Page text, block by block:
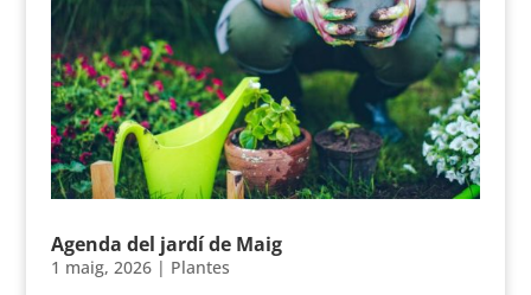
Agenda del jardí de Maig
1 maig, 2026| Plantes